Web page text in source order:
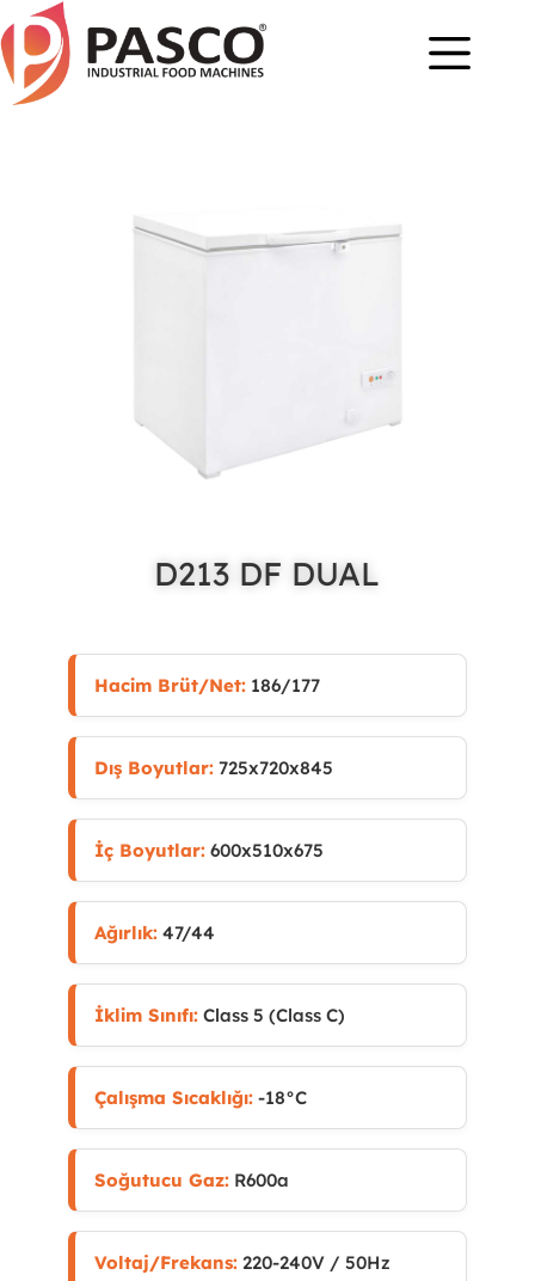
D213 DF DUAL
Hacim Brüt/Net:186/177
Dış Boyutlar:725x720x845
İç Boyutlar:600x510x675
Ağırlık:47/44
İklim Sınıfı:Class 5 (Class C)
Çalışma Sıcaklığı:-18°C
Soğutucu Gaz:R600a
Voltaj/Frekans:220-240V / 50Hz